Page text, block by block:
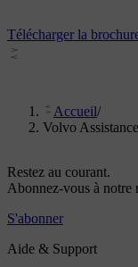
Télécharger la
Accueil/
Volvo Assistance